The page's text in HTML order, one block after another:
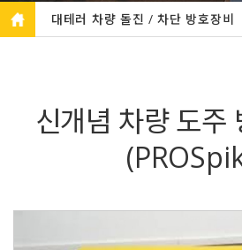
대테러 차량 돌진 / 차단 방호장비
신개념 차량 도주